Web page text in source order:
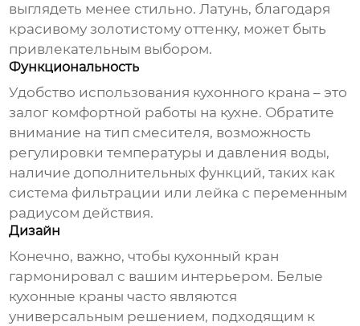
выглядеть менее стильно. Латунь, благодаря
красивому золотистому оттенку, может быть
привлекательным выбором.
Функциональность
Удобство использования кухонного крана – это
залог комфортной работы на кухне. Обратите
внимание на тип смесителя, возможность
регулировки температуры и давления воды,
наличие дополнительных функций, таких как
система фильтрации или лейка с переменным
радиусом действия.
Дизайн
Конечно, важно, чтобы кухонный кран
гармонировал с вашим интерьером. Белые
кухонные краны часто являются
универсальным решением, подходящим к